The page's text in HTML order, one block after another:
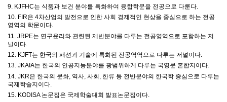
9. KJFHC는 식품과 보건 분야를 특화하여 융합학문을 전공으로 다룬다.
10. FIR은 4차산업의 발전으로 인한 사회 경제적인 현상을 중심으로 하는 전공
영역의 학문이다.
11. JRPE는 연구윤리와 관련된 제반분야를 다루는 전공영역으로 포함하는 저
널이다.
12. KJFT는 한국의 패션과 기술에 특화된 전공역역으로 다루는 저널이다.
13. JKAIA는 한국의 인공지능분야를 광범위하게 다루는 국영문 혼합지이다.
14. JKR은 한국의 문화, 역사, 사회, 한류 등 전반분야의 한국학 중심으로 다루는
국제학술지이다.
15. KODISA 논문집은 국제학술대회 발표논문집이다.